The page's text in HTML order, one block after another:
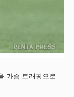
가슴 트래핑으로